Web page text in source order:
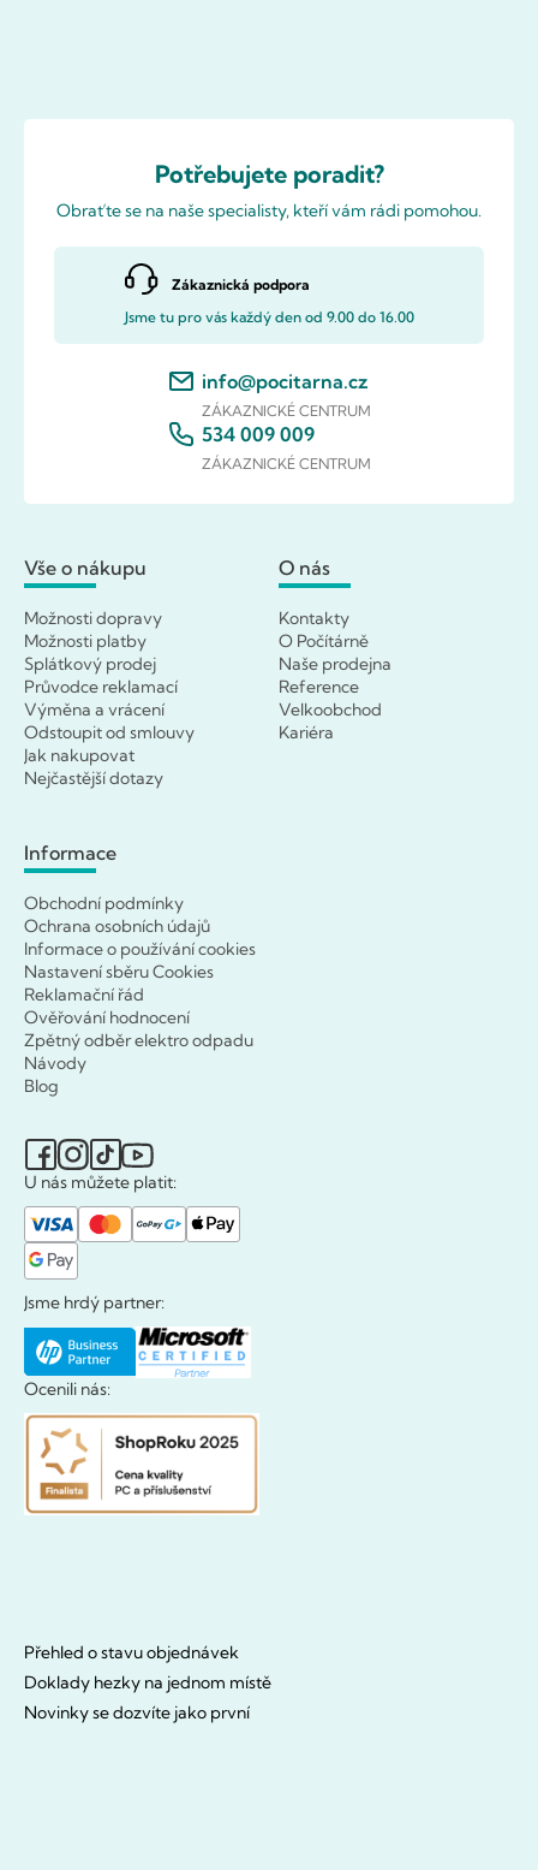
Potřebujete poradit?
Obraťte se na naše specialisty, kteří vám rádi pomohou.
Zákaznická podpora
Jsme tu pro vás každý den od 9.00 do 16.00
info@pocitarna.cz
ZÁKAZNICKÉ CENTRUM
534 009 009
ZÁKAZNICKÉ CENTRUM
Vše o nákupu
Možnosti dopravy
Možnosti platby
Splátkový prodej
Průvodce reklamací
Výměna a vrácení
Odstoupit od smlouvy
Jak nakupovat
Nejčastější dotazy
O nás
Kontakty
O Počítárně
Naše prodejna
Reference
Velkoobchod
Kariéra
Informace
Obchodní podmínky
Ochrana osobních údajů
Informace o používání cookies
Nastavení sběru Cookies
Reklamační řád
Ověřování hodnocení
Zpětný odběr elektro odpadu
Návody
Blog
U nás můžete platit:
Jsme hrdý partner:
Ocenili nás:
Přehled o stavu objednávek
Doklady hezky na jednom místě
Novinky se dozvíte jako první